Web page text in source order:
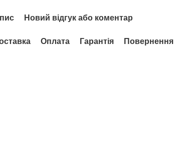
Новий відгук або коментар
Оплата Гарантія Повернення